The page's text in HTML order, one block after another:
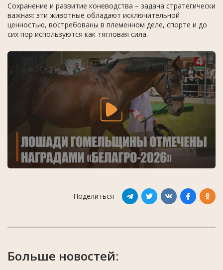
Сохранение и развитие коневодства – задача стратегически
важная: эти животные обладают исключительной
ценностью, востребованы в племенном деле, спорте и до
сих пор используются как тягловая сила.
Поделиться
Больше новостей: